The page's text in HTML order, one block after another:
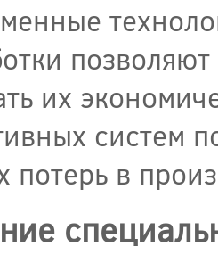
их
систем
потерь в